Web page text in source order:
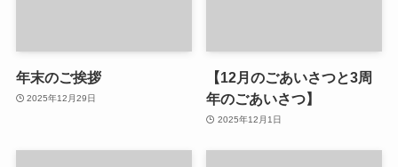
年末のご挨拶
2025年12月29日
【12月のごあいさつと3周
年のごあいさつ】
2025年12月1日